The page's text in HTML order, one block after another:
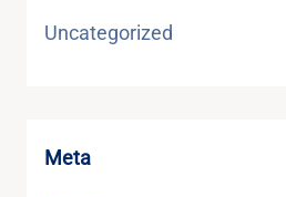
Uncategorized
Meta